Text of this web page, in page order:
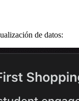
de datos: